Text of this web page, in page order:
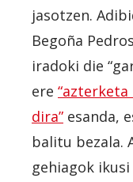
jasotzen.
Begoña
iradoki die
ere
dira” esanda,
balitu bezala.
gehiagok